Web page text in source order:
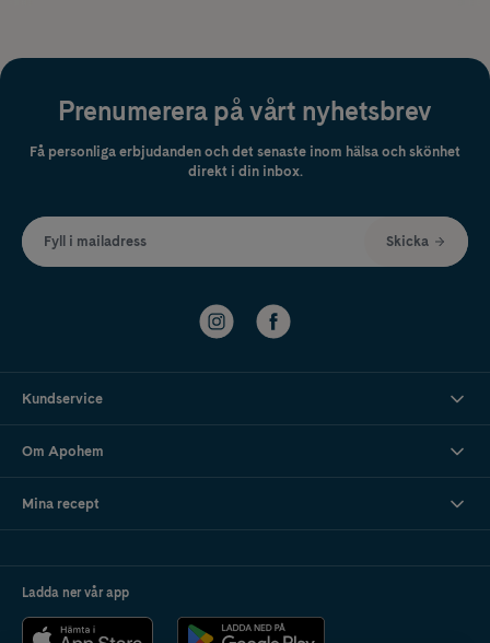
Prenumerera på vårt nyhetsbrev
Få personliga erbjudanden och det senaste inom hälsa och skönhet
direkt i din inbox.
Fyll i mailadress Skicka
Kundservice
Om Apohem
Mina recept
Ladda ner vår app